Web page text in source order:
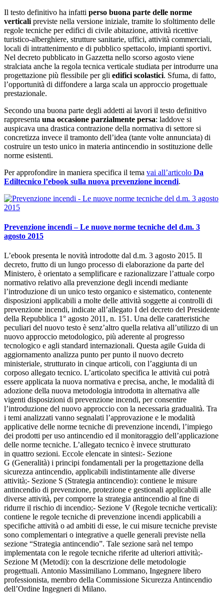
Il testo definitivo ha infatti perso buona parte delle norme
verticali previste nella versione iniziale, tramite lo sfoltimento delle
regole tecniche per edifici di civile abitazione, attività ricettive
turistico-alberghiere, strutture sanitarie, uffici, attività commerciali,
locali di intrattenimento e di pubblico spettacolo, impianti sportivi.
Nel decreto pubblicato in Gazzetta nello scorso agosto viene
stralciata anche la regola tecnica verticale studiata per introdurre una
progettazione più flessibile per gli edifici scolastici. Sfuma, di fatto,
l’opportunità di diffondere a larga scala un approccio progettuale
prestazionale.
Secondo una buona parte degli addetti ai lavori il testo definitivo
rappresenta una occasione parzialmente persa: laddove si
auspicava una drastica contrazione della normativa di settore si
concretizza invece il tramonto dell’idea (tante volte annunciata) di
costruire un testo unico in materia antincendio in sostituzione delle
norme esistenti.
Per approfondire in maniera specifica il tema vai all’articolo Da
Ediltecnico l’ebook sulla nuova prevenzione incendi.
Prevenzione incendi – Le nuove norme tecniche del d.m. 3
agosto 2015
L’ebook presenta le novità introdotte dal d.m. 3 agosto 2015. Il
decreto, frutto di un lungo processo di elaborazione da parte del
Ministero, è orientato a semplificare e razionalizzare l’attuale corpo
normativo relativo alla prevenzione degli incendi mediante
l’introduzione di un unico testo organico e sistematico, contenente
disposizioni applicabili a molte delle attività soggette ai controlli di
prevenzione incendi, indicate all’allegato I del decreto del Presidente
della Repubblica 1° agosto 2011, n. 151. Una delle caratteristiche
peculiari del nuovo testo è senz’altro quella relativa all’utilizzo di un
nuovo approccio metodologico, più aderente al progresso
tecnologico e agli standard internazionali. Questa agile Guida di
aggiornamento analizza punto per punto il nuovo decreto
ministeriale, strutturato in cinque articoli, con l’aggiunta di un
corposo allegato tecnico. L’articolato specifica le attività cui potrà
essere applicata la nuova normativa e precisa, anche, le modalità di
adozione della nuova metodologia introdotta in alternativa alle
vigenti disposizioni di prevenzione incendi, per consentire
l’introduzione del nuovo approccio con la necessaria gradualità. Tra
i temi analizzati vanno segnalati l’approvazione e le modalità
applicative delle norme tecniche di prevenzione incendi, l’impiego
dei prodotti per uso antincendio ed il monitoraggio dell’applicazione
delle norme tecniche. L’allegato tecnico è invece strutturato
in quattro sezioni. Eccole elencate in sintesi:- Sezione
G (Generalità) i principi fondamentali per la progettazione della
sicurezza antincendio, applicabili indistintamente alle diverse
attività;- Sezione S (Strategia antincendio): contiene le misure
antincendio di prevenzione, protezione e gestionali applicabili alle
diverse attività, per comporre la strategia antincendio al fine di
ridurre il rischio di incendio;- Sezione V (Regole tecniche verticali):
contiene le regole tecniche di prevenzione incendi applicabili a
specifiche attività o ad ambiti di esse, le cui misure tecniche previste
sono complementari o integrative a quelle generali previste nella
sezione “Strategia antincendio”. Tale sezione sarà nel tempo
implementata con le regole tecniche riferite ad ulteriori attività;-
Sezione M (Metodi): con la descrizione delle metodologie
progettuali. Antonio Massimiliano Lommano, Ingegnere libero
professionista, membro della Commissione Sicurezza Antincendio
dell’Ordine Ingegneri di Milano.